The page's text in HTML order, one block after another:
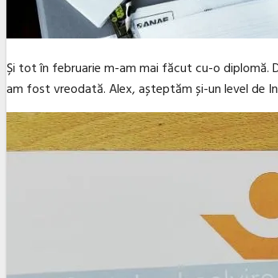
Și tot în februarie m-am mai făcut cu-o diplomă.
am fost vreodată. Alex, așteptăm și-un level de